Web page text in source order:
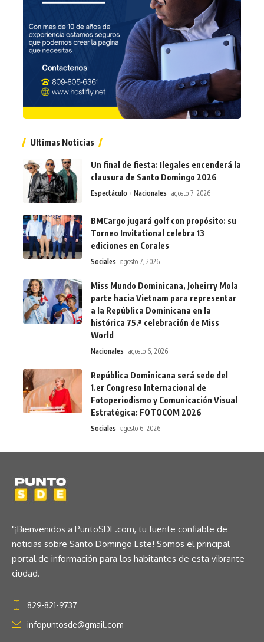
Ultimas Noticias
Un final de fiesta: Ilegales encenderá la
clausura de Santo Domingo 2026
Espectáculo Nacionales agosto 7, 2026
BMCargo jugará golf con propósito: su
Torneo Invitational celebra 13
ediciones en Corales
Sociales agosto 7, 2026
Miss Mundo Dominicana, Joheirry Mola
parte hacia Vietnam para representar
a la República Dominicana en la
histórica 75.ª celebración de Miss
World
Nacionales agosto 6, 2026
República Dominicana será sede del
1.er Congreso Internacional de
Fotoperiodismo y Comunicación Visual
Estratégica: FOTOCOM 2026
Sociales agosto 6, 2026
"¡Bienvenidos a PuntoSDE.com, tu fuente confiable de
noticias sobre Santo Domingo Este! Somos el principal
portal de información para los habitantes de esta vibrante
ciudad.
829-821-9737
infopuntosde@gmail.com